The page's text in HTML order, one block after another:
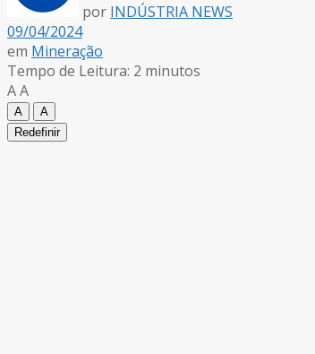
por INDÚSTRIA NEWS
09/04/2024
em Mineração
Tempo de Leitura: 2 minutos
AA
A
A
Redefinir